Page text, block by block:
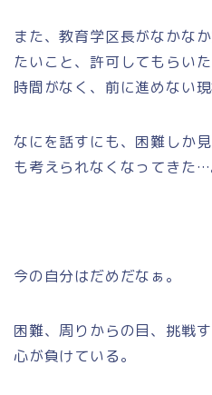
また、教育学区長がなかな
たいこと、許可してもらい
時間がなく、前に進めない現
なにを話すにも、困難しか
も考えられなくなってきた…
今の自分はだめだなぁ。
困難、周りからの目、挑戦
心が負けている。